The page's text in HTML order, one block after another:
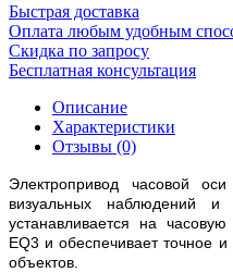
Быстрая доставка
Оплата любым удобным
Скидка по запросу
Бесплатная консультация
Описание
Характеристики
Отзывы (0)
Электропривод часовой
визуальных наблюдений и
устанавливается на
EQ3 и обеспечивает точное
объектов.